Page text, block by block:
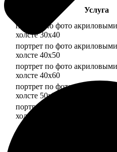
Услуга
портрет по фото акриловыми
холсте 30х40
портрет по фото
холсте 40х50
портрет по фото
холсте 40х60
портрет по фото
холсте 50х70
портрет по фото
холсте 60х70